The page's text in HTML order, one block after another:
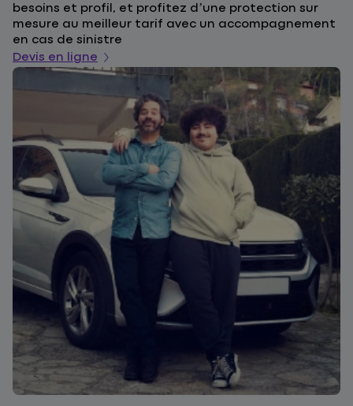
besoins et profil, et profitez d’une protection sur
mesure au meilleur tarif avec un accompagnement
en cas de sinistre
Devis en ligne